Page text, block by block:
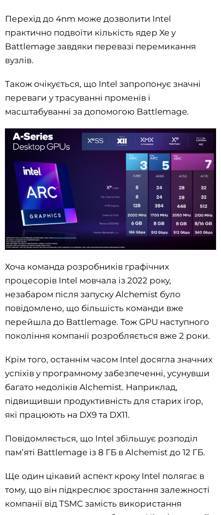
Перехід до 4nm може дозволити Intel
практично подвоїти кількість ядер Xe у
Battlemage завдяки перевазі перемикання
вузлів.
Також очікується, що Intel запропонує значні
переваги у трасуванні променів і
масштабуванні за допомогою Battlemage.
Хоча команда розробників графічних
процесорів Intel мовчала із 2022 року,
незабаром після запуску Alchemist було
повідомлено, що більшість команди вже
перейшла до Battlemage. Тож GPU наступного
покоління компанії розробляється вже 2 роки.
Крім того, останнім часом Intel досягла значних
успіхів у програмному забезпеченні, усунувши
багато недоліків Alchemist. Наприклад,
підвищивши продуктивність для старих ігор,
які працюють на DX9 та DX11.
Повідомляється, що Intel збільшує розподіл
пам’яті Battlemage із 8 ГБ в Alchemist до 12 ГБ.
Ще один цікавий аспект кроку Intel полягає в
тому, що він підкреслює зростання залежності
компанії від TSMC замість використання